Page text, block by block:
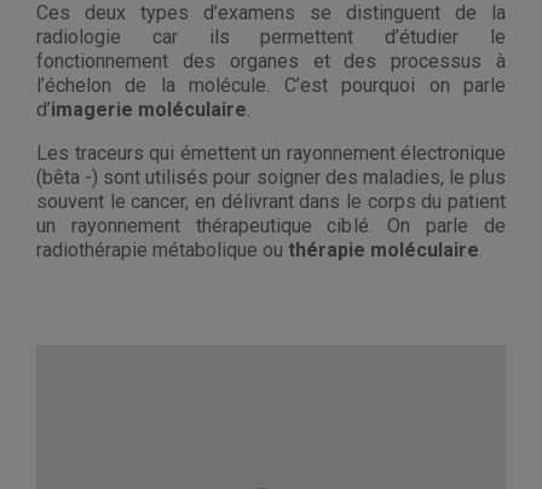
Ces deux types d’examens se distinguent de la
radiologie car ils permettent d’étudier le
fonctionnement des organes et des processus à
l’échelon de la molécule. C’est pourquoi on parle
d’imagerie moléculaire.
Les traceurs qui émettent un rayonnement électronique
(bêta -) sont utilisés pour soigner des maladies, le plus
souvent le cancer, en délivrant dans le corps du patient
un rayonnement thérapeutique ciblé. On parle de
radiothérapie métabolique ou thérapie moléculaire.